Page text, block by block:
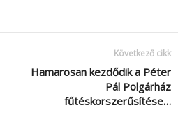
Következő cikk
Hamarosan kezdődik a Péter
Pál Polgárház
fűtéskorszerűsítése…